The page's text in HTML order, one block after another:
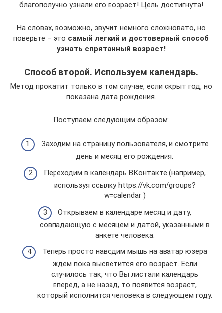
благополучно узнали его возраст! Цель достигнута!
На словах, возможно, звучит немного сложновато, но
поверьте – это самый легкий и достоверный способ
узнать спрятанный возраст!
Способ второй. Используем календарь.
Метод прокатит только в том случае, если скрыт год, но
показана дата рождения.
Поступаем следующим образом:
Заходим на страницу пользователя, и смотрите
день и месяц его рождения.
Переходим в календарь ВКонтакте (например,
используя ссылку https://vk.com/groups?
w=calendar )
Открываем в календаре месяц и дату,
совпадающую с месяцем и датой, указанными в
анкете человека.
Теперь просто наводим мышь на аватар юзера
ждем пока высветится его возраст. Если
случилось так, что Вы листали календарь
вперед, а не назад, то появится возраст,
который исполнится человека в следующем году.